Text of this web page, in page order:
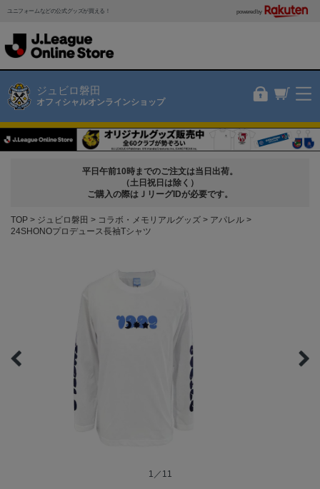
ユニフォームなどの公式グッズが買える！ powered by
ジュビロ磐田
オフィシャルオンラインショップ
平日午前10時までのご注文は当日出荷。
（土日祝日は除く）
ご購入の際はＪリーグIDが必要です。
TOP ジュビロ磐田 コラボ・メモリアルグッズ
アパレル
24SHONOプロデュース長袖Tシャツ
1／11